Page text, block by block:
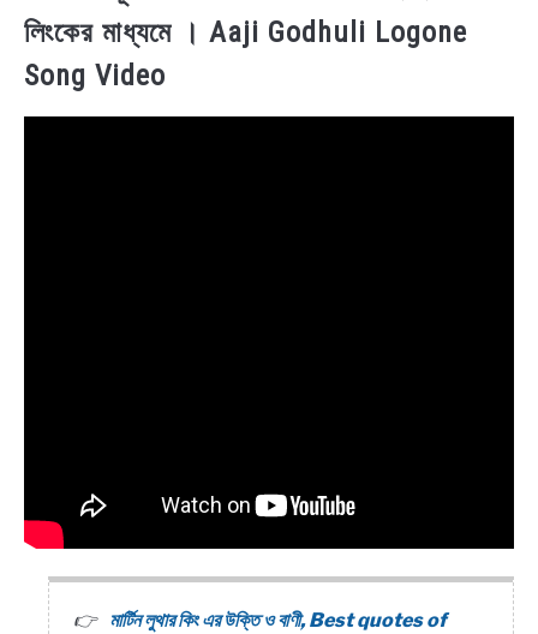
লিংকের মাধ্যমে । Aaji Godhuli Logone
Song Video
মার্টিন লুথার কিং এর উক্তি ও বাণী, Best quotes of